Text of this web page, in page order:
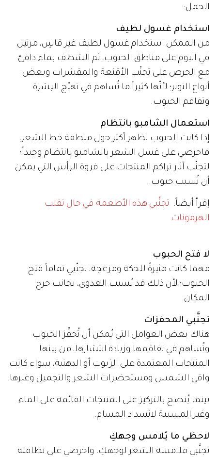
الحمل:
استخدام غسول لطيف
من الممكن استخدام غسول لطيف غير قاسٍ، مرتين
في اليوم على مناطق الحبوب، ثم الشطف بماء دافئ
مع الحرص على تجنّب الأقنعة والمقشرات وبعض
أنواع التونر؛ لأنّها كثيراً ما تُساهم في تهيّج البشرة
وتفاقم الحبوب.
استعمال الشامبو بانتظام
إذا كانت الحبوب تظهر أكثر حول منطقة خط الشعر،
فاحرصي على غسل الشعر بالشامبو بانتظام وجيداً؛
لتجنّب آثار تراكم المنتجات على فروة الرأس التي يمكن
أن تُسبب حبوب.
إقرأ أيضاً: تجنَّبي هذه الأطعمة في حال تقلب
الهرمونات
لا فتح الحبوب
مهما كانت مثيرةً للحكة ومزعجة، تجنّبي تماماً فتح
الحبوب؛ لأن ذلك قد يُسبب العدوى، بجانب جرح
المكان.
تجنَّبي المحفزات
هناك بعض العوامل التي يُمكن أن تُحفِّز الحبوب
وتُساهم في تفاقمها وزيادة انتشارها، من بينها
المنتجات المعتمدة على الزيوت أو الدهنية، سواء كانت
واقي الشمس ومستحضرات الشعر والتجميل وغيرها.
بينما يُنصح بالتركيز على المنتجات القائمة على الماء
وغير المسببة لانسداد المسام.
لاحظي ما يُلامس وجهكِ
تجنَّبي ملامسة الشعر لوجهكِ، واحرصي على نظافته